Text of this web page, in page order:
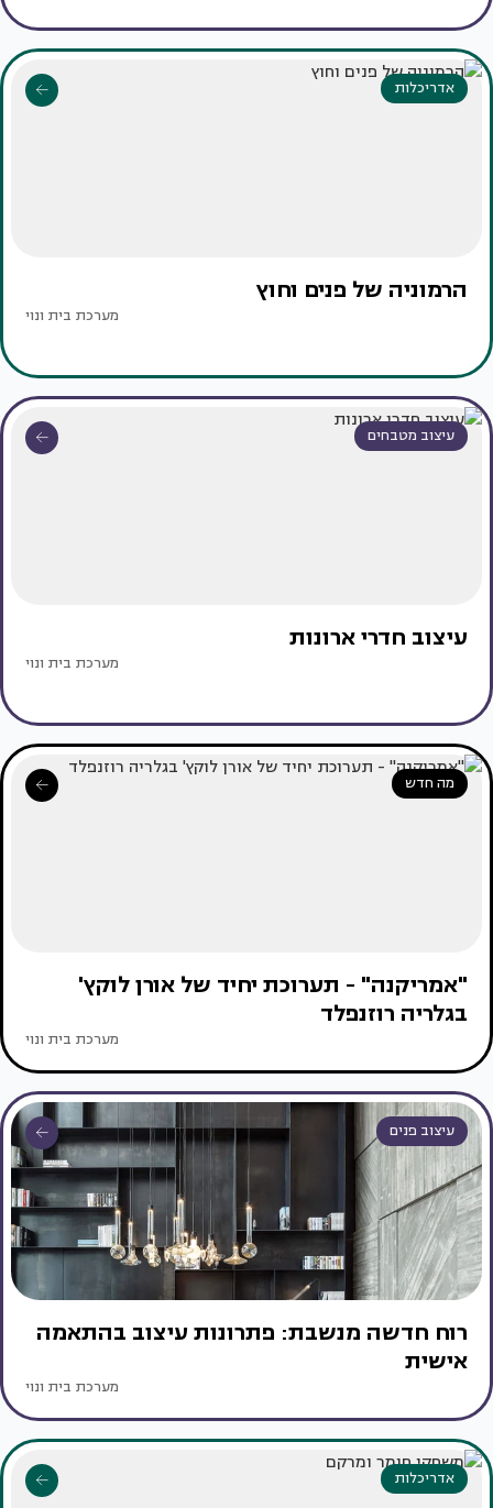
אדריכלות
הרמוניה של פנים וחוץ
מערכת בית ונוי
עיצוב מטבחים
עיצוב חדרי ארונות
מערכת בית ונוי
מה חדש
"אמריקנה" - תערוכת יחיד של אורן לוקץ'
בגלריה רוזנפלד
מערכת בית ונוי
עיצוב פנים
רוח חדשה מנשבת: פתרונות עיצוב בהתאמה
אישית
מערכת בית ונוי
אדריכלות